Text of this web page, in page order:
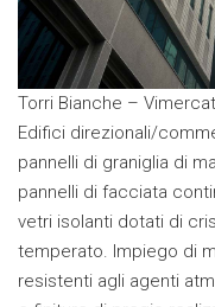
Torri Bianche –
Edifici direzionali/
pannelli di graniglia di
pannelli di facciata
vetri isolanti dotati di
temperato. Impiego di
resistenti agli agenti